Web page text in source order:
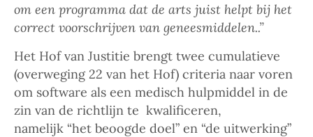
om een programma dat de arts juist helpt bij het
correct voorschrijven van geneesmiddelen..”
Het Hof van Justitie brengt twee cumulatieve
(overweging 22 van het Hof) criteria naar voren
om software als een medisch hulpmiddel in de
zin van de richtlijn te kwalificeren,
namelijk “het beoogde doel” en “de uitwerking”